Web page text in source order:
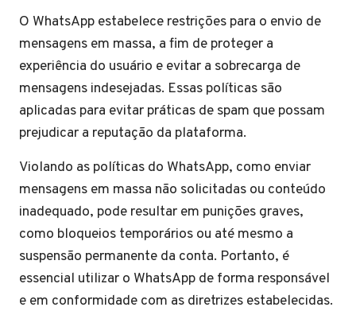
O WhatsApp estabelece restrições para o envio de
mensagens em massa, a fim de proteger a
experiência do usuário e evitar a sobrecarga de
mensagens indesejadas. Essas políticas são
aplicadas para evitar práticas de spam que possam
prejudicar a reputação da plataforma.
Violando as políticas do WhatsApp, como enviar
mensagens em massa não solicitadas ou conteúdo
inadequado, pode resultar em punições graves,
como bloqueios temporários ou até mesmo a
suspensão permanente da conta. Portanto, é
essencial utilizar o WhatsApp de forma responsável
e em conformidade com as diretrizes estabelecidas.